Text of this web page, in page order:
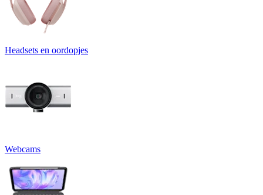
Headsets en oordopjes
Webcams